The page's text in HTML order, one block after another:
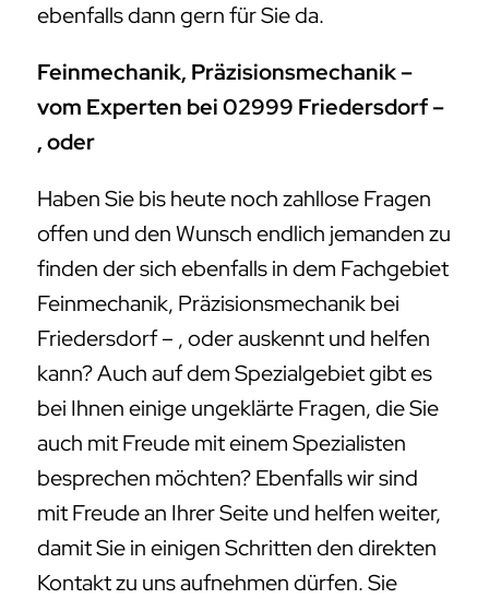
ebenfalls dann gern für Sie da.
Feinmechanik, Präzisionsmechanik –
vom Experten bei 02999 Friedersdorf –
, oder
Haben Sie bis heute noch zahllose Fragen
offen und den Wunsch endlich jemanden zu
finden der sich ebenfalls in dem Fachgebiet
Feinmechanik, Präzisionsmechanik bei
Friedersdorf – , oder auskennt und helfen
kann? Auch auf dem Spezialgebiet gibt es
bei Ihnen einige ungeklärte Fragen, die Sie
auch mit Freude mit einem Spezialisten
besprechen möchten? Ebenfalls wir sind
mit Freude an Ihrer Seite und helfen weiter,
damit Sie in einigen Schritten den direkten
Kontakt zu uns aufnehmen dürfen. Sie